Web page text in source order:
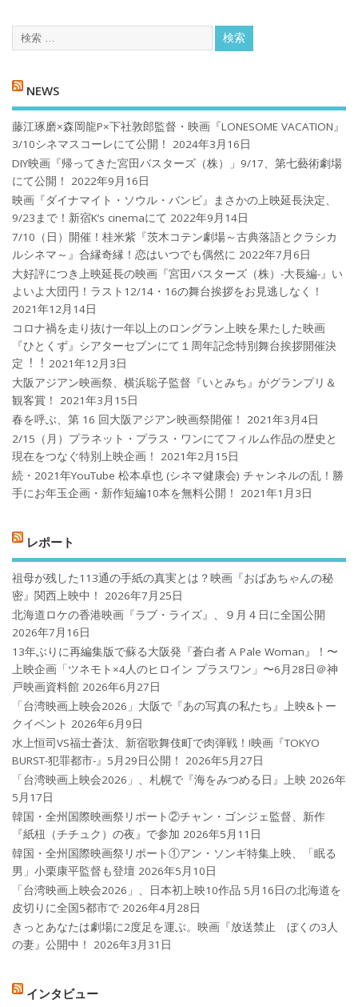
NEWS
藤江琢磨×森岡龍P×下社敦郎監督・映画『LONESOME VACATION』
3/10シネマスコーレにて公開！
2024年3月16日
DIY映画『帰ってきた宮田バスターズ（株）」9/17、第七藝術劇場
にて公開！
2022年9月16日
映画『ダイナマイト・ソウル・バンビ』まさかの上映延長決定、
9/23まで！新宿K’s cinemaにて 2022年9月14日
7/10（日）開催！桂米紫『茨木コテン劇場～古典落語とクラシカ
ルシネマ～』合縁奇縁！恋はいつでも偶然に 2022年7月6日
大好評につき上映延長の映画『宮田バスターズ（株）-大長編-』い
よいよ大団円！ラスト12/14・16の舞台挨拶をお見逃しなく！
2021年12月14日
コロナ禍を⾛り抜け⼀年以上のロングラン上映を果たした映画
『ひとくず』シアターセブンにて１周年記念特別舞台挨拶開催決
定︕︕ 2021年12月3日
大阪アジアン映画祭、横浜聡子監督『いとみち』がグランプリ＆
観客賞！
2021年3月15日
春を呼ぶ、第 16 回大阪アジアン映画祭開催！
2021年3月4日
2/15（月）プラネット・プラス・ワンにてフィルム作品の歴史と
現在をつなぐ特別上映企画！
2021年2月15日
続・2021年YouTube 松本卓也 (シネマ健康会) チャンネルの乱！勝
手にお年玉企画・新作短編10本を無料公開！
2021年1月3日
レポート
祖母が残した113通の手紙の真実とは？映画『おばあちゃんの秘
密』関西上映中！
2026年7月25日
北海道ロケの香港映画『ラブ・ライズ』、９月４日に全国公開
2026年7月16日
13年ぶりに再編集版で蘇る大阪発『蒼白者 A Pale Woman』！〜
上映企画「ツネモト×4人のヒロイン プラスワン」〜6月28日＠神
戸映画資料館 2026年6月27日
「台湾映画上映会2026」大阪で『あの写真の私たち』上映&トー
クイベント 2026年6月9日
水上恒司VS福士蒼汰、新宿歌舞伎町で肉弾戦！!映画『TOKYO
BURST-犯罪都市-』5月29日公開！
2026年5月27日
「台湾映画上映会2026」、札幌で『海をみつめる日』上映 2026年
5月17日
韓国・全州国際映画祭リポート②チャン・ゴンジェ監督、新作
『紙杻（チチュク）の夜』で参加 2026年5月11日
韓国・全州国際映画祭リポート①アン・ソンギ特集上映、「眠る
男」小栗康平監督も登壇 2026年5月10日
「台湾映画上映会2026」、日本初上映10作品 5月16日の北海道を
皮切りに全国5都市で 2026年4月28日
きっとあなたは劇場に2度足を運ぶ。映画『放送禁止 ぼくの3人
の妻』公開中！
2026年3月31日
インタビュー